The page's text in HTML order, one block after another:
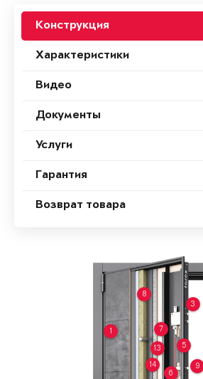
Конструкция
Характеристики
Видео
Документы
Услуги
Гарантия
Возврат товара
1
3
5
6
7
8
9
13
14